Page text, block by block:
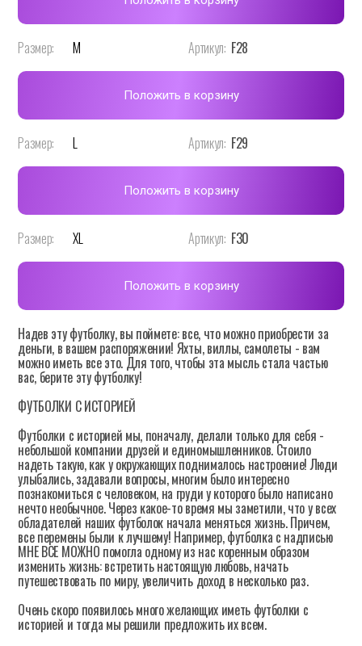
Размер: M Артикул: F28
Положить в корзину
Размер: L Артикул: F29
Положить в корзину
Размер: XL Артикул: F30
Положить в корзину
Надев эту футболку, вы поймете: все, что можно приобрести за
деньги, в вашем распоряжении! Яхты, виллы, самолеты - вам
можно иметь все это. Для того, чтобы эта мысль стала частью
вас, берите эту футболку!
ФУТБОЛКИ С ИСТОРИЕЙ
Футболки с историей мы, поначалу, делали только для себя -
небольшой компании друзей и единомышленников. Стоило
надеть такую, как у окружающих поднималось настроение! Люди
улыбались, задавали вопросы, многим было интересно
познакомиться с человеком, на груди у которого было написано
нечто необычное. Через какое-то время мы заметили, что у всех
обладателей наших футболок начала меняться жизнь. Причем,
все перемены были к лучшему! Например, футболка с надписью
МНЕ ВСЕ МОЖНО помогла одному из нас коренным образом
изменить жизнь: встретить настоящую любовь, начать
путешествовать по миру, увеличить доход в несколько раз.
Очень скоро появилось много желающих иметь футболки с
историей и тогда мы решили предложить их всем.